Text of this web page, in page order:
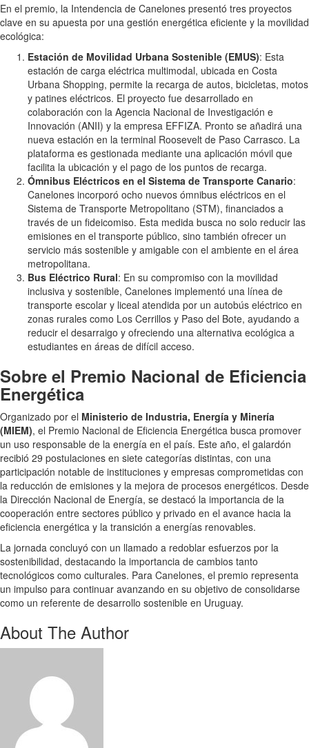
En el premio, la Intendencia de Canelones presentó tres proyectos
clave en su apuesta por una gestión energética eficiente y la movilidad
ecológica:
Estación de Movilidad Urbana Sostenible (EMUS): Esta
estación de carga eléctrica multimodal, ubicada en Costa
Urbana Shopping, permite la recarga de autos, bicicletas, motos
y patines eléctricos. El proyecto fue desarrollado en
colaboración con la Agencia Nacional de Investigación e
Innovación (ANII) y la empresa EFFIZA. Pronto se añadirá una
nueva estación en la terminal Roosevelt de Paso Carrasco. La
plataforma es gestionada mediante una aplicación móvil que
facilita la ubicación y el pago de los puntos de recarga.
Ómnibus Eléctricos en el Sistema de Transporte Canario:
Canelones incorporó ocho nuevos ómnibus eléctricos en el
Sistema de Transporte Metropolitano (STM), financiados a
través de un fideicomiso. Esta medida busca no solo reducir las
emisiones en el transporte público, sino también ofrecer un
servicio más sostenible y amigable con el ambiente en el área
metropolitana.
Bus Eléctrico Rural: En su compromiso con la movilidad
inclusiva y sostenible, Canelones implementó una línea de
transporte escolar y liceal atendida por un autobús eléctrico en
zonas rurales como Los Cerrillos y Paso del Bote, ayudando a
reducir el desarraigo y ofreciendo una alternativa ecológica a
estudiantes en áreas de difícil acceso.
Sobre el Premio Nacional de Eficiencia
Energética
Organizado por el Ministerio de Industria, Energía y Minería
(MIEM), el Premio Nacional de Eficiencia Energética busca promover
un uso responsable de la energía en el país. Este año, el galardón
recibió 29 postulaciones en siete categorías distintas, con una
participación notable de instituciones y empresas comprometidas con
la reducción de emisiones y la mejora de procesos energéticos. Desde
la Dirección Nacional de Energía, se destacó la importancia de la
cooperación entre sectores público y privado en el avance hacia la
eficiencia energética y la transición a energías renovables.
La jornada concluyó con un llamado a redoblar esfuerzos por la
sostenibilidad, destacando la importancia de cambios tanto
tecnológicos como culturales. Para Canelones, el premio representa
un impulso para continuar avanzando en su objetivo de consolidarse
como un referente de desarrollo sostenible en Uruguay.
About The Author